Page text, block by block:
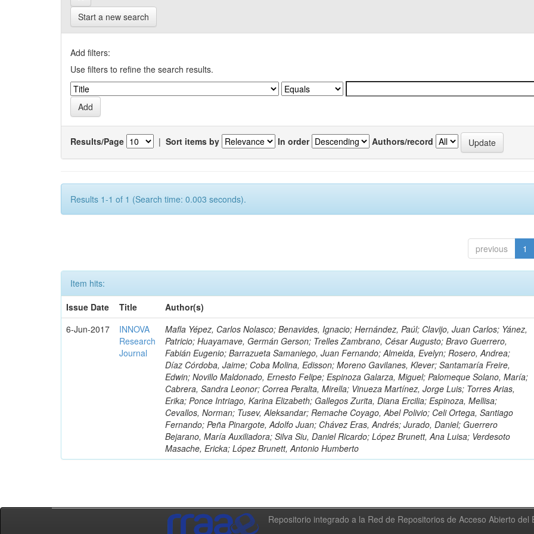
Start a new search
Add filters:
Use filters to refine the search results.
Results/Page | Sort items by In order Authors/record
Results 1-1 of 1 (Search time: 0.003 seconds).
previous 1
Item hits:
Issue Date
Title
Author(s)
6-Jun-2017
INNOVA
Research
Journal
Mafla Yépez, Carlos Nolasco; Benavides, Ignacio; Hernández, Paúl; Clavijo, Juan Carlos; Yánez,
Patricio; Huayamave, Germán Gerson; Trelles Zambrano, César Augusto; Bravo Guerrero,
Fabián Eugenio; Barrazueta Samaniego, Juan Fernando; Almeida, Evelyn; Rosero, Andrea;
Díaz Córdoba, Jaime; Coba Molina, Edisson; Moreno Gavilanes, Klever; Santamaría Freire,
Edwin; Novillo Maldonado, Ernesto Felipe; Espinoza Galarza, Miguel; Palomeque Solano, María;
Cabrera, Sandra Leonor; Correa Peralta, Mirella; Vinueza Martínez, Jorge Luis; Torres Arias,
Erika; Ponce Intriago, Karina Elizabeth; Gallegos Zurita, Diana Ercilia; Espinoza, Mellisa;
Cevallos, Norman; Tusev, Aleksandar; Remache Coyago, Abel Polivio; Celi Ortega, Santiago
Fernando; Peña Pinargote, Adolfo Juan; Chávez Eras, Andrés; Jurado, Daniel; Guerrero
Bejarano, María Auxiliadora; Silva Siu, Daniel Ricardo; López Brunett, Ana Luisa; Verdesoto
Masache, Ericka; López Brunett, Antonio Humberto
Repositorio integrado a la Red de Repositorios de Acceso Abierto del